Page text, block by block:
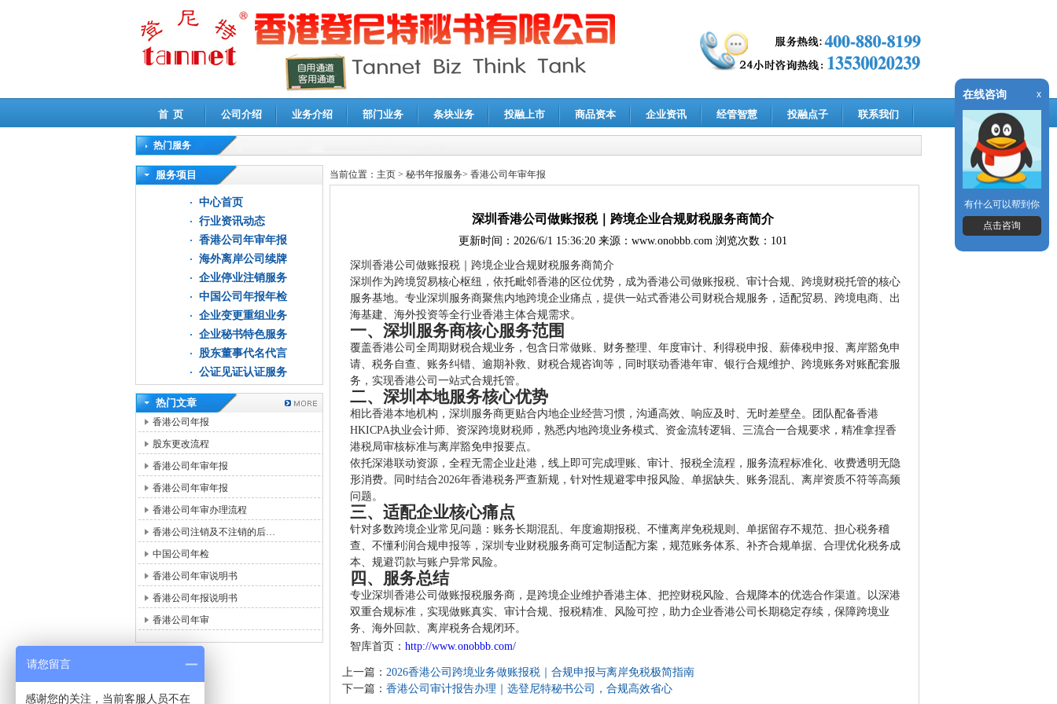
首 页 公司介绍 业务介绍 部门业务 条块业务 投融上市 商品资本 企业资讯 经管智慧 投融点子 联系我们
热门服务
高新技术企业认定审计|企业所得税汇算清缴申报鉴证
服务项目
中心首页
行业资讯动态
香港公司年审年报
海外离岸公司续牌
企业停业注销服务
中国公司年报年检
企业变更重组业务
企业秘书特色服务
股东董事代名代言
公证见证认证服务
热门文章
香港公司年报
股东更改流程
香港公司年审年报
香港公司年审年报
香港公司年审办理流程
香港公司注销及不注销的后…
中国公司年检
香港公司年审说明书
香港公司年报说明书
香港公司年审
当前位置： 主页 > 秘书年报服务> 香港公司年审年报
深圳香港公司做账报税｜跨境企业合规财税服务商简介
更新时间： 2026/6/1 15:36:20来源： www.onobbb.com浏览次数：101
深圳香港公司做账报税｜跨境企业合规财税服务商简介
深圳作为跨境贸易核心枢纽，依托毗邻香港的区位优势，成为香港公司做账报税、审计合规、跨境财税托管的核心
服务基地。专业深圳服务商聚焦内地跨境企业痛点，提供一站式香港公司财税合规服务，适配贸易、跨境电商、出
海基建、海外投资等全行业香港主体合规需求。
一、深圳服务商核心服务范围
覆盖香港公司全周期财税合规业务，包含日常做账、财务整理、年度审计、利得税申报、薪俸税申报、离岸豁免申
请、税务自查、账务纠错、逾期补救、财税合规咨询等，同时联动香港年审、银行合规维护、跨境账务对账配套服
务，实现香港公司一站式合规托管。
二、深圳本地服务核心优势
相比香港本地机构，深圳服务商更贴合内地企业经营习惯，沟通高效、响应及时、无时差壁垒。团队配备香港
HKICPA执业会计师、资深跨境财税师，熟悉内地跨境业务模式、资金流转逻辑、三流合一合规要求，精准拿捏香
港税局审核标准与离岸豁免申报要点。
依托深港联动资源，全程无需企业赴港，线上即可完成理账、审计、报税全流程，服务流程标准化、收费透明无隐
形消费。同时结合2026年香港税务严查新规，针对性规避零申报风险、单据缺失、账务混乱、离岸资质不符等高频
问题。
三、适配企业核心痛点
针对多数跨境企业常见问题：账务长期混乱、年度逾期报税、不懂离岸免税规则、单据留存不规范、担心税务稽
查、不懂利润合规申报等，深圳专业财税服务商可定制适配方案，规范账务体系、补齐合规单据、合理优化税务成
本、规避罚款与账户异常风险。
四、服务总结
专业深圳香港公司做账报税服务商，是跨境企业维护香港主体、把控财税风险、合规降本的优选合作渠道。以深港
双重合规标准，实现做账真实、审计合规、报税精准、风险可控，助力企业香港公司长期稳定存续，保障跨境业
务、海外回款、离岸税务合规闭环。
智库首页： http://www.onobbb.com/
上一篇： 2026香港公司跨境业务做账报税｜合规申报与离岸免税极简指南
下一篇： 香港公司审计报告办理｜选登尼特秘书公司，合规高效省心
在线咨询 x
有什么可以帮到你
点击咨询
请您留言
感谢您的关注，当前客服人员不在